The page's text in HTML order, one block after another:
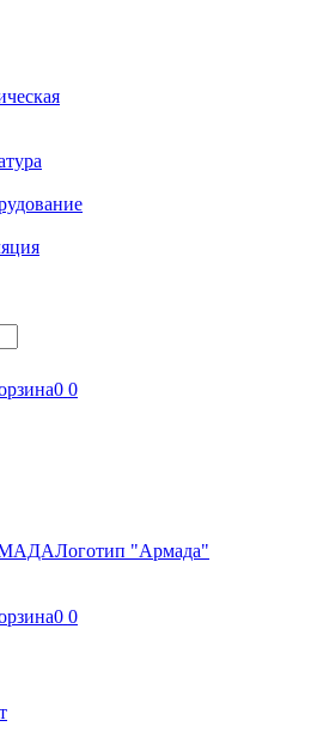
0 0
Логотип "Армада"
0 0